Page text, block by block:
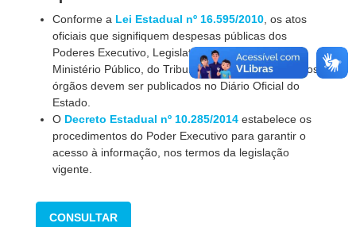
Conforme a Lei Estadual nº 16.595/2010 , os atos
oficiais que signifiquem despesas públicas dos
Poderes Executivo, Legislativo e Judiciário, do
Ministério Público, do Tribunal de Contas e de outros
órgãos devem ser publicados no Diário Oficial do
Estado.
O Decreto Estadual nº 10.285/2014 estabelece os
procedimentos do Poder Executivo para garantir o
acesso à informação, nos termos da legislação
vigente.
CONSULTAR